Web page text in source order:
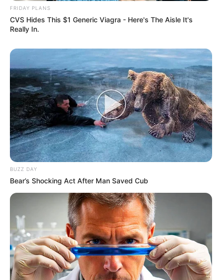
FRIDAY PLANS
CVS Hides This $1 Generic Viagra - Here's The Aisle It's
Really In.
BUZZ DAY
Bear’s Shocking Act After Man Saved Cub